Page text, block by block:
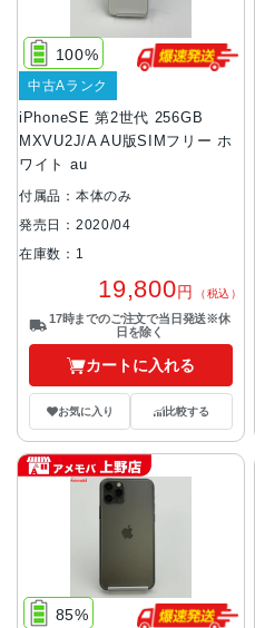
iPhoneSE 第2世代 256GB
MXVU2J/A AU版SIMフリー ホ
ワイト au
100%
中古Aランク
付属品：本体のみ
発売日：2020/04
在庫数：1
19,800円 （税込）
17時までのご注文で当日発送※休
日を除く
カートに入れる
お気に入り 比較する
85%